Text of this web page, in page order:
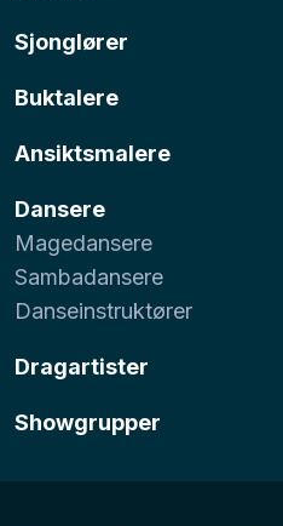
Sjonglører
Buktalere
Ansiktsmalere
Dansere
Magedansere
Sambadansere
Danseinstruktører
Dragartister
Showgrupper